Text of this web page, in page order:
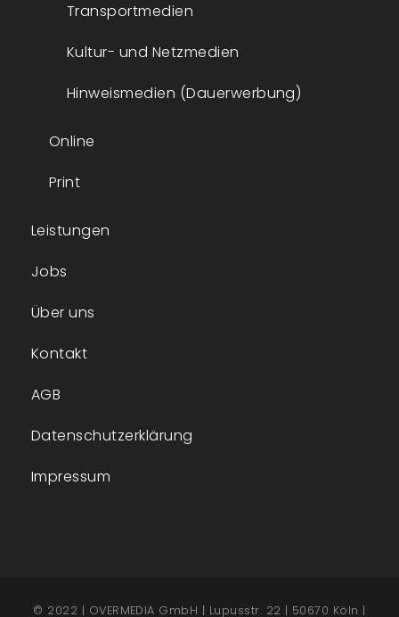
Transportmedien
Kultur- und Netzmedien
Hinweismedien (Dauerwerbung)
Online
Print
Leistungen
Jobs
Über uns
Kontakt
AGB
Datenschutzerklärung
Impressum
© 2022 | OVERMEDIA GmbH | Lupusstr. 22 | 50670 Köln |